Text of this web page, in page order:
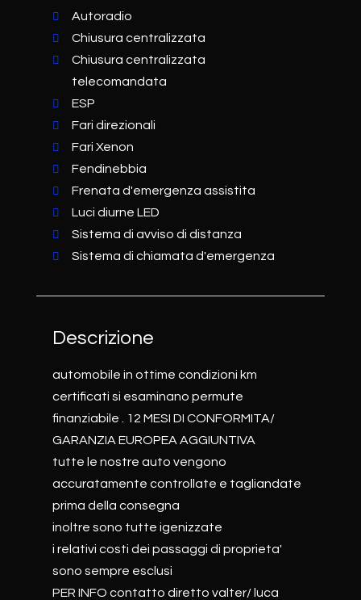
Autoradio
Chiusura centralizzata
Chiusura centralizzata
telecomandata
ESP
Fari direzionali
Fari Xenon
Fendinebbia
Frenata d'emergenza assistita
Luci diurne LED
Sistema di avviso di distanza
Sistema di chiamata d'emergenza
Descrizione
automobile in ottime condizioni km
certificati si esaminano permute
finanziabile . 12 MESI DI CONFORMITA/
GARANZIA EUROPEA AGGIUNTIVA
tutte le nostre auto vengono
accuratamente controllate e tagliandate
prima della consegna
inoltre sono tutte igenizzate
i relativi costi dei passaggi di proprieta'
sono sempre esclusi
PER INFO contatto diretto valter/ luca